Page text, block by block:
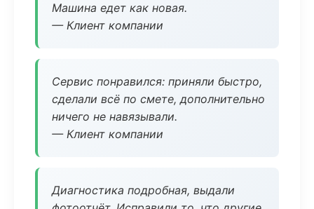
Машина едет как новая.
— Клиент компании
Сервис понравился: приняли быстро,
сделали всё по смете, дополнительно
ничего не навязывали.
— Клиент компании
Диагностика подробная, выдали